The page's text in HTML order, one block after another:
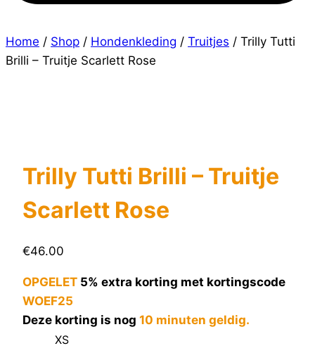
Home / Shop / Hondenkleding / Truitjes / Trilly Tutti
Brilli – Truitje Scarlett Rose
Trilly Tutti Brilli – Truitje
Scarlett Rose
€46.00
OPGELET 5% extra korting met kortingscode
WOEF25
Deze korting is nog 10 minuten geldig.
XS